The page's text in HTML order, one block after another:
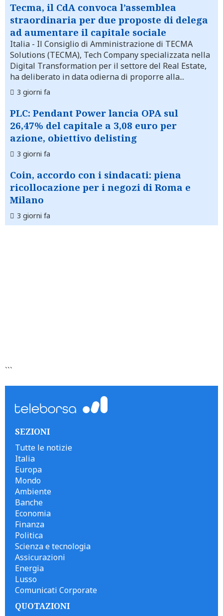
Tecma, il CdA convoca l’assemblea
straordinaria per due proposte di delega
ad aumentare il capitale sociale
Italia - Il Consiglio di Amministrazione di TECMA
Solutions (TECMA), Tech Company specializzata nella
Digital Transformation per il settore del Real Estate,
ha deliberato in data odierna di proporre alla...
3 giorni fa
PLC: Pendant Power lancia OPA sul
26,47% del capitale a 3,08 euro per
azione, obiettivo delisting
3 giorni fa
Coin, accordo con i sindacati: piena
ricollocazione per i negozi di Roma e
Milano
3 giorni fa
```
SEZIONI
Tutte le notizie
Italia
Europa
Mondo
Ambiente
Banche
Economia
Finanza
Politica
Scienza e tecnologia
Assicurazioni
Energia
Lusso
Comunicati Corporate
QUOTAZIONI